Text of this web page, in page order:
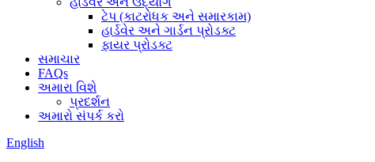
ટેપ (કાટરોધક અને સમારકામ)
હાર્ડવેર અને ગાર્ડન પ્રોડક્ટ
ફાયર પ્રોડક્ટ
સમાચાર
FAQs
અમારા વિશે
પ્રદર્શન
અમારો સંપર્ક કરો
English